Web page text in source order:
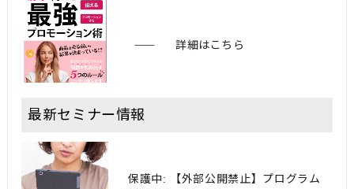
詳細はこちら
最新セミナー情報
保護中: 【外部公開禁止】プログラム